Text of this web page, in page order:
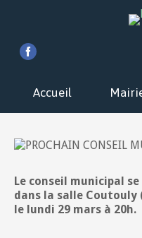
Accueil
Le conseil municipal
dans la salle Coutouly
le lundi 29 mars à 20h.